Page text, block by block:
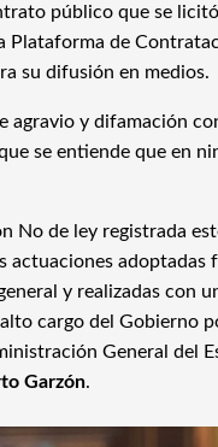
público que se
Plataforma de
su difusión en medios.
agravio y difamación
se entiende que en
No de ley registrada
actuaciones adoptadas
y realizadas con
cargo del Gobierno
General del
Garzón.